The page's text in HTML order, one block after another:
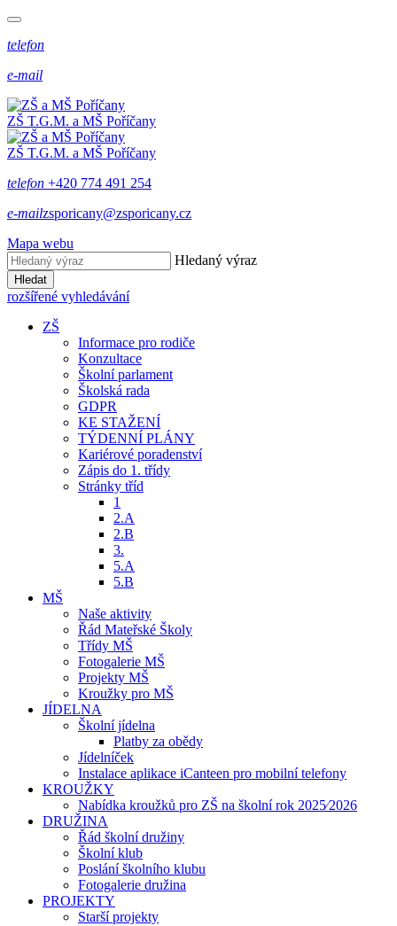
telefon
e-mail
ZŠ T.G.M. a MŠ Poříčany
ZŠ T.G.M. a MŠ Poříčany
telefon +420 774 491 254
e-mailzsporicany@zsporicany.cz
Mapa webu
Hledaný výraz
Hledat
rozšířené vyhledávání
ZŠ
Informace pro rodiče
Konzultace
Školní parlament
Školská rada
GDPR
KE STAŽENÍ
TÝDENNÍ PLÁNY
Kariérové poradenství
Zápis do 1. třídy
Stránky tříd
1
2.A
2.B
3.
5.A
5.B
MŠ
Naše aktivity
Řád Mateřské Školy
Třídy MŠ
Fotogalerie MŠ
Projekty MŠ
Kroužky pro MŠ
JÍDELNA
Školní jídelna
Platby za obědy
Jídelníček
Instalace aplikace iCanteen pro mobilní telefony
KROUŽKY
Nabídka kroužků pro ZŠ na školní rok 2025⁄2026
DRUŽINA
Řád školní družiny
Školní klub
Poslání školního klubu
Fotogalerie družina
PROJEKTY
Starší projekty